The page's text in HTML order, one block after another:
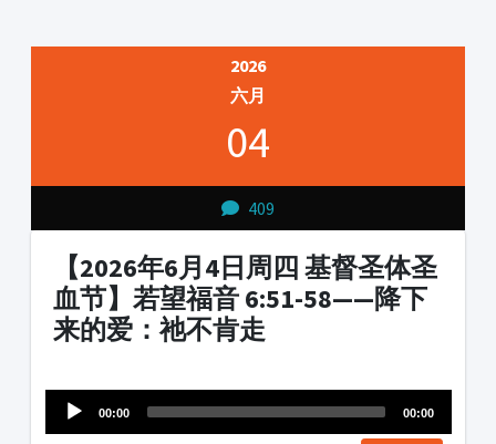
2026
六月
04
409
【2026年6月4日周四 基督圣体圣
血节】若望福音 6:51-58——降下
来的爱：祂不肯走
Player
00:00 00:00